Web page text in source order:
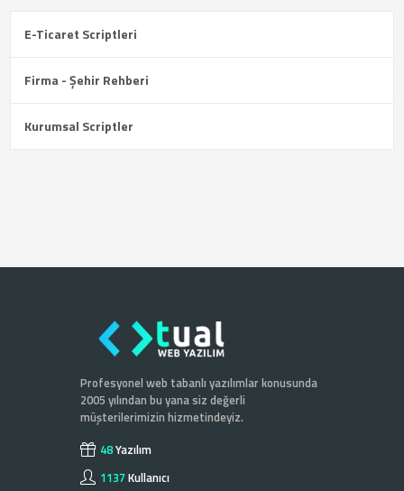
E-Ticaret Scriptleri
Firma - Şehir Rehberi
Kurumsal Scriptler
Profesyonel web tabanlı yazılımlar konusunda
2005 yılından bu yana siz değerli
müşterilerimizin hizmetindeyiz.
48Yazılım
1137Kullanıcı